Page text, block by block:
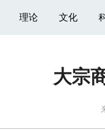
理论 文化
大宗